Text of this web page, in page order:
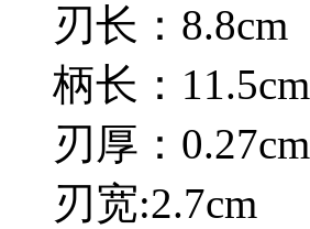
刃长：8.8cm
柄长：11.5cm
刃厚：0.27cm
刃宽:2.7cm